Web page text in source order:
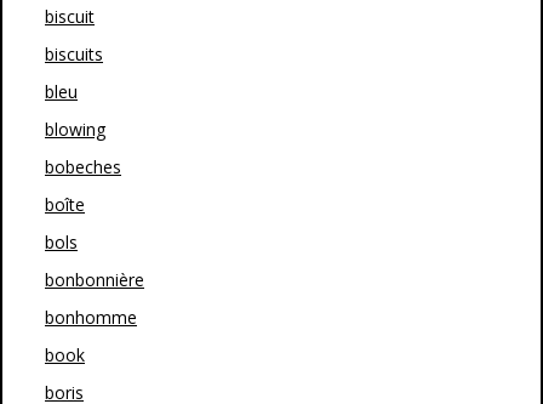
biscuit
biscuits
bleu
blowing
bobeches
boîte
bols
bonbonnière
bonhomme
book
boris